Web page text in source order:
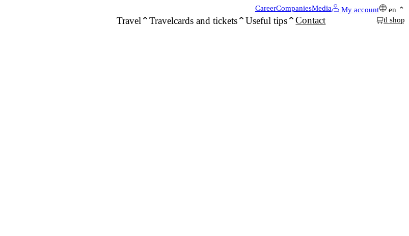
Travel Travelcards and tickets Useful tips Contact
CareerCompaniesMedia My account
en
tl shop